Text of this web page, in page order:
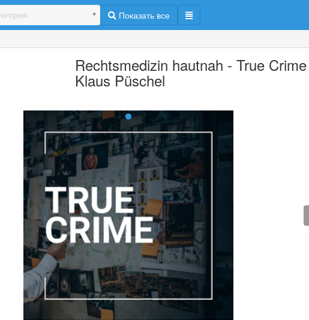
Показать все
Rechtsmedizin hautnah - True
Klaus Püschel